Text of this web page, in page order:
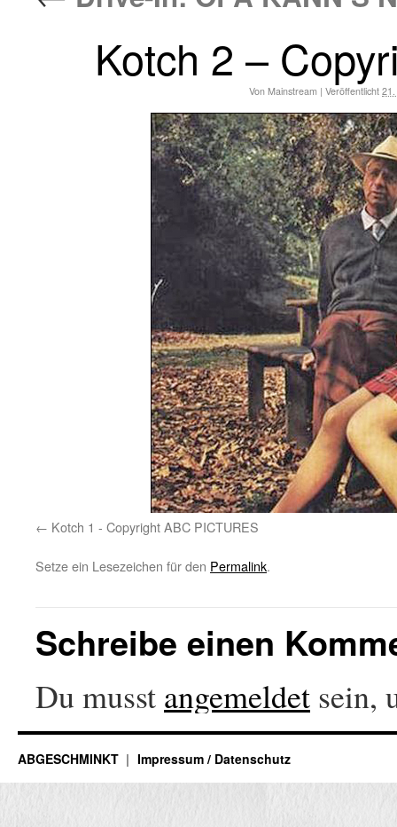
Kotch 2 –
Von Mainstream | Veröffentlicht
Kotch 1 - Copyright ABC PICTURES
Setze ein Lesezeichen für den Permalink.
Schreibe einen
Du musst angemeldet sein,
ABGESCHMINKT Impressum / Datenschutz